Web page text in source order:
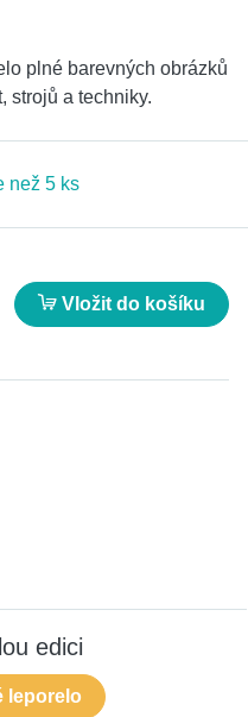
plné barevných obrázků
strojů a techniky.
než 5 ks
Vložit do košíku
edici
leporelo